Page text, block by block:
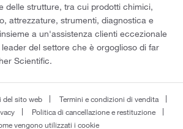
delle strutture, tra cui prodotti chimici,
attrezzature, strumenti, diagnostica e
a un'assistenza clienti eccezionale
del settore che è orgoglioso di far
Scientific.
del sito web
Termini e condizioni di vendita
Politica di cancellazione e restituzione
vengono utilizzati i cookie